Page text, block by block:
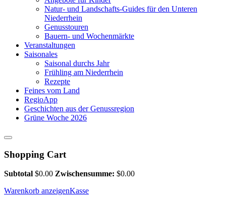
Natur- und Landschafts-Guides für den Unteren
Niederrhein
Genusstouren
Bauern- und Wochenmärkte
Veranstaltungen
Saisonales
Saisonal durchs Jahr
Frühling am Niederrhein
Rezepte
Feines vom Land
RegioApp
Geschichten aus der Genussregion
Grüne Woche 2026
Shopping Cart
Subtotal $0.00 Zwischensumme: $0.00
Warenkorb anzeigenKasse